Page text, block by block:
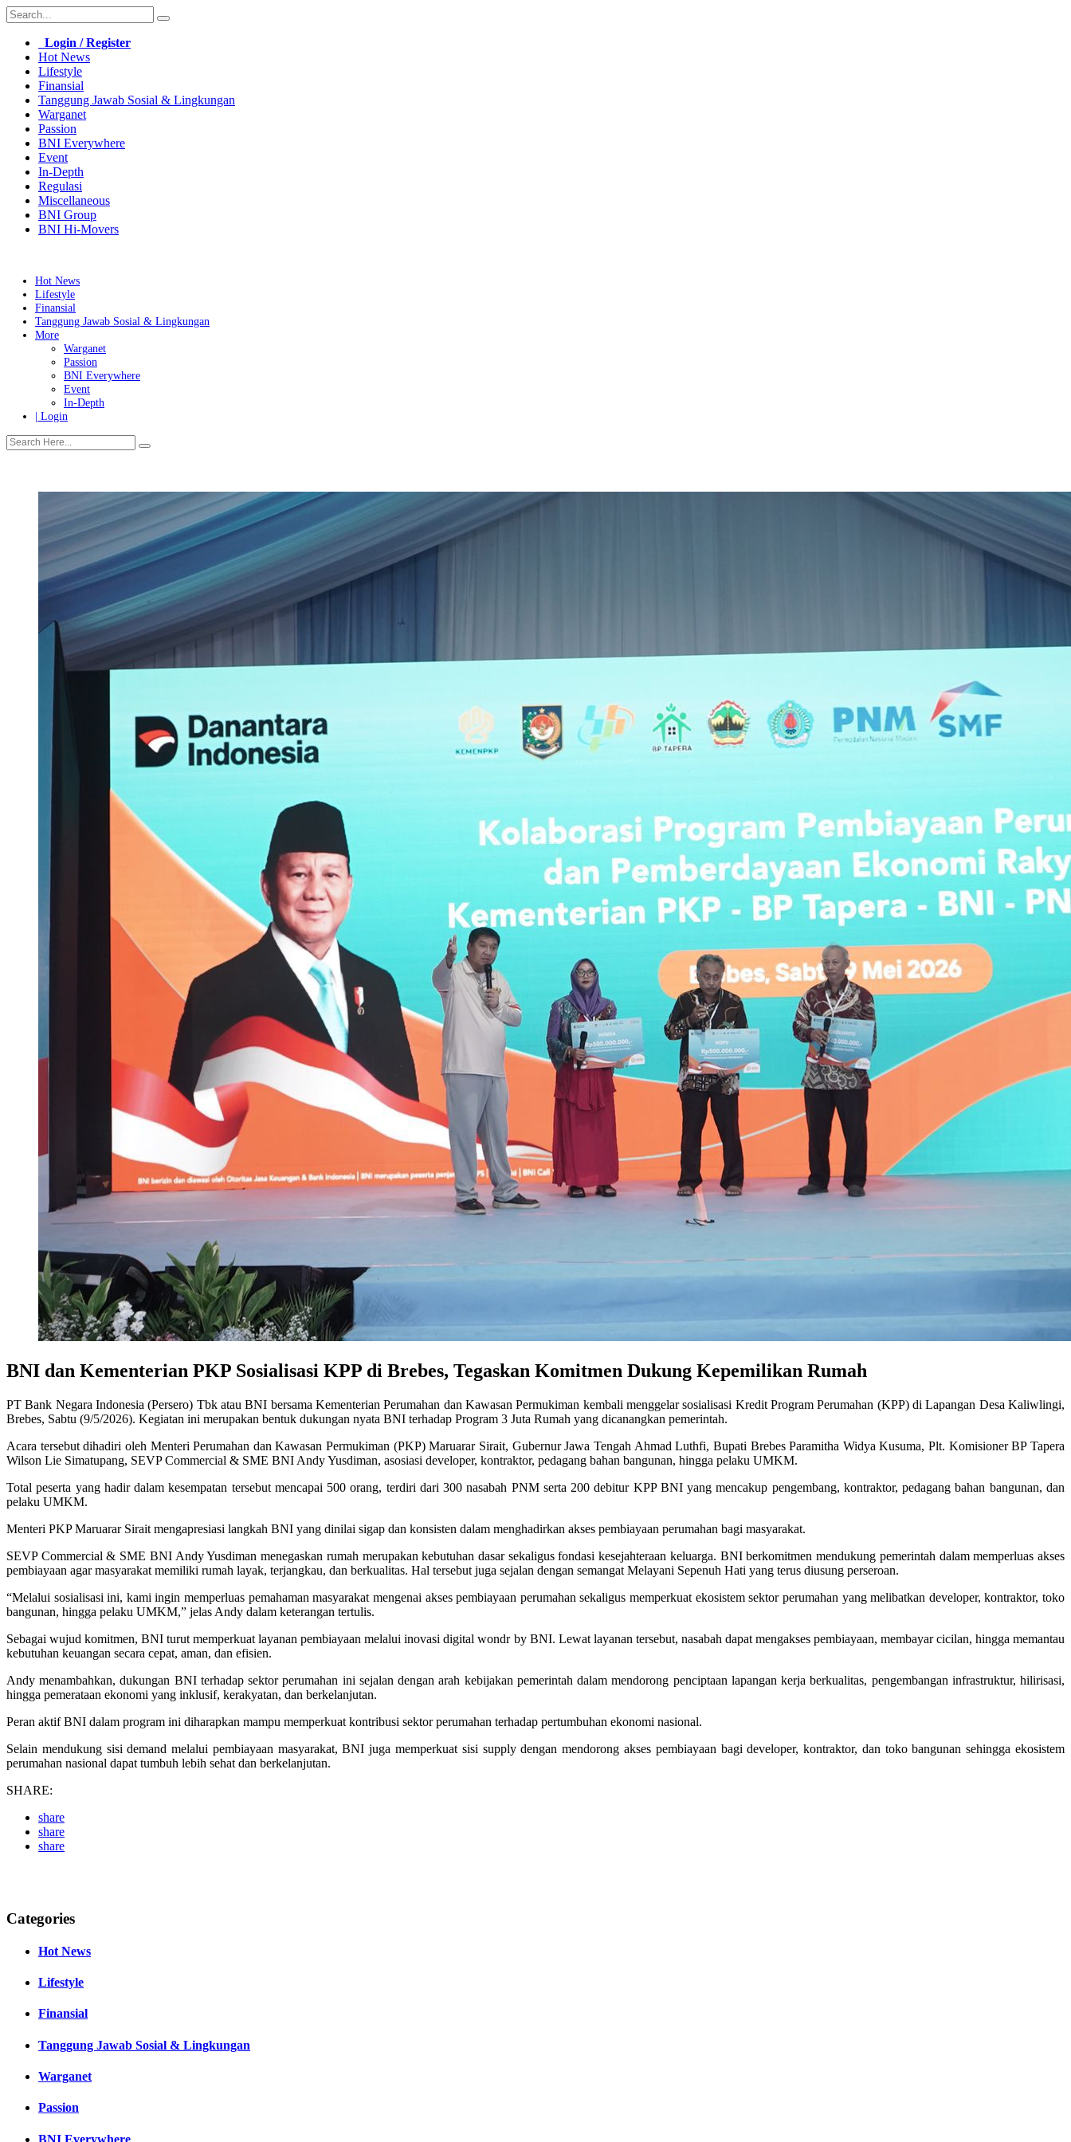
Login / Register
Hot News
Lifestyle
Finansial
Tanggung Jawab Sosial & Lingkungan
Warganet
Passion
BNI Everywhere
Event
In-Depth
Regulasi
Miscellaneous
BNI Group
BNI Hi-Movers
Hot News
Lifestyle
Finansial
Tanggung Jawab Sosial & Lingkungan
More
Warganet
Passion
Event
In-Depth
BNI dan Kementerian PKP Sosialisasi KPP di Brebes, Tegaskan Komitmen Dukung Kepemilikan Rumah
PT Bank Negara Indonesia (Persero) Tbk atau BNI bersama Kementerian Perumahan dan Kawasan Permukiman kembali menggelar sosialisasi Kredit Program Perumahan (KPP) di Lapangan Desa Kaliwlingi,
Brebes, Sabtu (9/5/2026). Kegiatan ini merupakan bentuk dukungan nyata BNI terhadap Program 3 Juta Rumah yang dicanangkan pemerintah.
Acara tersebut dihadiri oleh Menteri Perumahan dan Kawasan Permukiman (PKP) Maruarar Sirait, Gubernur Jawa Tengah Ahmad Luthfi, Bupati Brebes Paramitha Widya Kusuma, Plt. Komisioner BP Tapera
Wilson Lie Simatupang, SEVP Commercial & SME BNI Andy Yusdiman, asosiasi developer, kontraktor, pedagang bahan bangunan, hingga pelaku UMKM.
Total peserta yang hadir dalam kesempatan tersebut mencapai 500 orang, terdiri dari 300 nasabah PNM serta 200 debitur KPP BNI yang mencakup pengembang, kontraktor, pedagang bahan bangunan, dan
pelaku UMKM.
Menteri PKP Maruarar Sirait mengapresiasi langkah BNI yang dinilai sigap dan konsisten dalam menghadirkan akses pembiayaan perumahan bagi masyarakat.
SEVP Commercial & SME BNI Andy Yusdiman menegaskan rumah merupakan kebutuhan dasar sekaligus fondasi kesejahteraan keluarga. BNI berkomitmen mendukung pemerintah dalam memperluas akses
pembiayaan agar masyarakat memiliki rumah layak, terjangkau, dan berkualitas. Hal tersebut juga sejalan dengan semangat Melayani Sepenuh Hati yang terus diusung perseroan.
“Melalui sosialisasi ini, kami ingin memperluas pemahaman masyarakat mengenai akses pembiayaan perumahan sekaligus memperkuat ekosistem sektor perumahan yang melibatkan developer, kontraktor, toko
bangunan, hingga pelaku UMKM,” jelas Andy dalam keterangan tertulis.
Sebagai wujud komitmen, BNI turut memperkuat layanan pembiayaan melalui inovasi digital wondr by BNI. Lewat layanan tersebut, nasabah dapat mengakses pembiayaan, membayar cicilan, hingga memantau
kebutuhan keuangan secara cepat, aman, dan efisien.
Andy menambahkan, dukungan BNI terhadap sektor perumahan ini sejalan dengan arah kebijakan pemerintah dalam mendorong penciptaan lapangan kerja berkualitas, pengembangan infrastruktur, hilirisasi,
hingga pemerataan ekonomi yang inklusif, kerakyatan, dan berkelanjutan.
Peran aktif BNI dalam program ini diharapkan mampu memperkuat kontribusi sektor perumahan terhadap pertumbuhan ekonomi nasional.
Selain mendukung sisi demand melalui pembiayaan masyarakat, BNI juga memperkuat sisi supply dengan mendorong akses pembiayaan bagi developer, kontraktor, dan toko bangunan sehingga ekosistem
perumahan nasional dapat tumbuh lebih sehat dan berkelanjutan.
SHARE:
share
share
share
Categories
Hot News
Lifestyle
Finansial
Tanggung Jawab Sosial & Lingkungan
Warganet
Passion
BNI Everywhere